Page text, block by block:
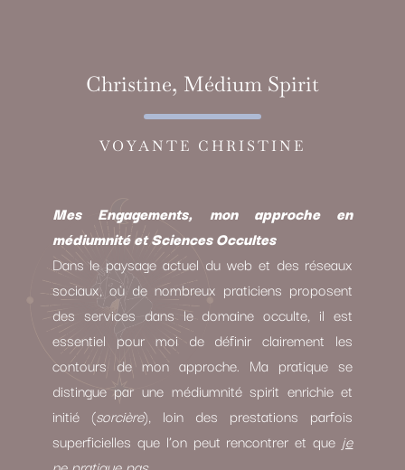
Christine, Médium Spirit
VOYANTE CHRISTINE
Mes Engagements, mon approche en
médiumnité et Sciences Occultes
Dans le paysage actuel du web et des réseaux
sociaux, où de nombreux praticiens proposent
des services dans le domaine occulte, il est
essentiel pour moi de définir clairement les
contours de mon approche. Ma pratique se
distingue par une médiumnité spirit enrichie et
initié (sorcière), loin des prestations parfois
superficielles que l’on peut rencontrer et que je